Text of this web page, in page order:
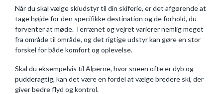
Når du skal vælge skiudstyr til din skiferie, er det afgørende at
tage højde for den specifikke destination og de forhold, du
forventer at møde. Terrænet og vejret varierer nemlig meget
fra område til område, og det rigtige udstyr kan gøre en stor
forskel for både komfort og oplevelse.
Skal du eksempelvis til Alperne, hvor sneen ofte er dyb og
pudderagtig, kan det være en fordel at vælge bredere ski, der
giver bedre flyd og kontrol.